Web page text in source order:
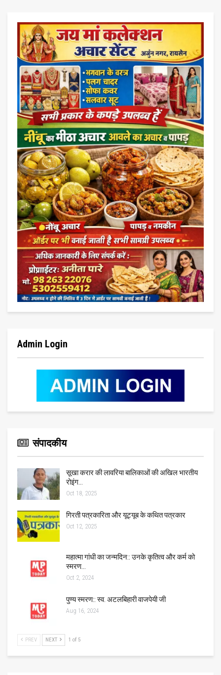
Admin Login
संपादकीय
सूखा करार की लावरिया बालिकाओं की अखिल भारतीय
रोइंग…
Oct 18, 2025
गिरती पत्रकारिता और यूट्यूब के कथित पत्रकार
Oct 12, 2025
महात्मा गांधी का जन्मदिन:: उनके कृतित्व और कर्म को
स्मरण…
Oct 2, 2024
पुण्य स्मरण:: स्व. अटलबिहारी वाजपेयी जी
Aug 16, 2024
PREV NEXT 1 of 5